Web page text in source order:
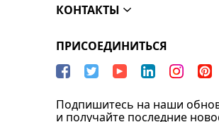
КОНТАКТЫ
ПРИСОЕДИНИТЬСЯ
Подпишитесь на наши
и получайте последние